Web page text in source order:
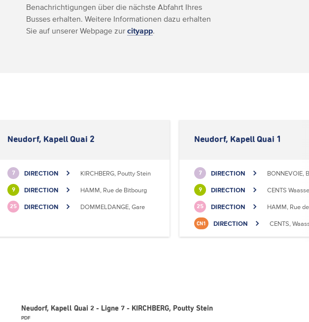
Benachrichtigungen über die nächste Abfahrt Ihres
Busses erhalten. Weitere Informationen dazu erhalten
Sie auf unserer Webpage zurcityapp.
Neudorf, Kapell Quai 2
7 DIRECTION KIRCHBERG, Poutty Stein
9 DIRECTION HAMM, Rue de Bitbourg
25 DIRECTION DOMMELDANGE, Gare
Neudorf, Kapell Quai 1
7 DIRECTION BONNEVOIE,
9 DIRECTION CENTS
25 DIRECTION HAMM, Rue
CN1 DIRECTION CENTS,
Neudorf, Kapell Quai 2 - Ligne 7 - KIRCHBERG, Poutty Stein
PDF